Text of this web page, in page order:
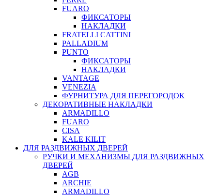
FUARO
ФИКСАТОРЫ
НАКЛАДКИ
FRATELLI CATTINI
PALLADIUM
PUNTO
ФИКСАТОРЫ
НАКЛАДКИ
VANTAGE
VENEZIA
ФУРНИТУРА ДЛЯ ПЕРЕГОРОДОК
ДЕКОРАТИВНЫЕ НАКЛАДКИ
ARMADILLO
FUARO
CISA
KALE KILIT
ДЛЯ РАЗДВИЖНЫХ ДВЕРЕЙ
РУЧКИ И МЕХАНИЗМЫ ДЛЯ РАЗДВИЖНЫХ
ДВЕРЕЙ
AGB
ARCHIE
ARMADILLO